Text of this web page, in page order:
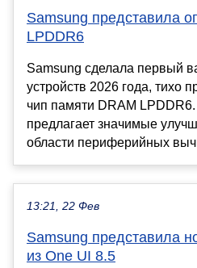
Samsung представила
LPDDR6
Samsung сделала первый
устройств 2026 года, тихо
чип памяти DRAM
предлагает значимые
области периферийных
13:21, 22 Фев
Samsung представила
из One UI 8.5